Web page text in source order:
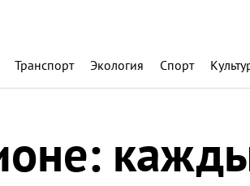
Транспорт Экология Спорт